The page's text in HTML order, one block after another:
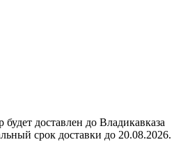
будет доставлен до Владикавказа
срок доставки до 20.08.2026.